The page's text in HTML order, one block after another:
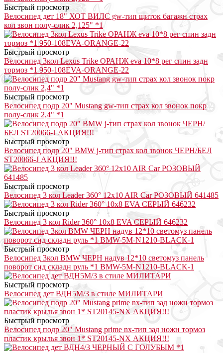
Быстрый просмотр
Велосипед дет 18" ХОТ ВИЛС gw-тип щиток багажн страх
кол звон полу-слик 2,125" *1
Быстрый просмотр
Велосипед 3кол Lexus Trike ОРАНЖ eva 10*8 рег спин задн
тормоз *1 950-108EVA-ORANGE-22
Быстрый просмотр
Велосипед подр 20" Mustang gw-тип страх кол звонок покр
полу-слик 2,4" *1
Быстрый просмотр
Велосипед подр 20" BMW j-тип страх кол звонок ЧЕРН/БЕЛ
ST20066-J АКЦИЯ!!!
Быстрый просмотр
Велосипед 3 кол Leader 360° 12x10 AIR Car РОЗОВЫЙ 641485
Быстрый просмотр
Велосипед 3 кол Rider 360° 10x8 EVA СЕРЫЙ 646232
Быстрый просмотр
Велосипед 3кол BMW ЧЕРН надув 12*10 светомуз панель
поворот сид складн руль *1 BMW-5M-N1210-BLACK-1
Быстрый просмотр
Велосипед дет ВДН5М/3 в стиле МИЛИТАРИ
Быстрый просмотр
Велосипед подр 20" Mustang prime nx-тип зад ножн тормоз
пластик крылья звон 1* ST20145-NX АКЦИЯ!!!